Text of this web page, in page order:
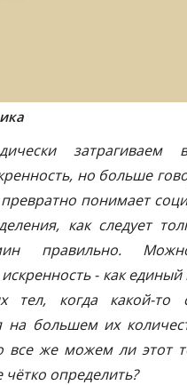
затрагиваем
но больше
понимает
как следует
правильно.
- как
тел, когда какой-то
на большем их
все же можем ли этот
чётко определить?